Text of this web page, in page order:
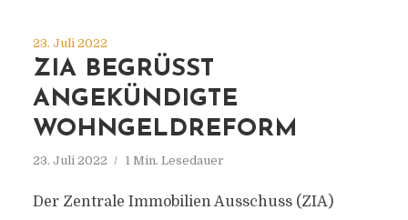
23. Juli 2022
ZIA BEGRÜSST A
NGEKÜNDIGTE W
OHNGELDREFORM
23. Juli 2022 1 Min. Lesedauer
Der Zentrale Immobilien Ausschuss (ZIA)